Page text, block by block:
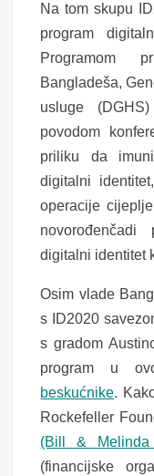
Na tom skupu
program
Programom
Bangladeša,
usluge
povodom
priliku da
digitalni
operacije
digitalni identitet
Osim vlade
s ID2020
s gradom
program u
beskućnike.
Rockefeller
(Bill & Melinda
(financijske